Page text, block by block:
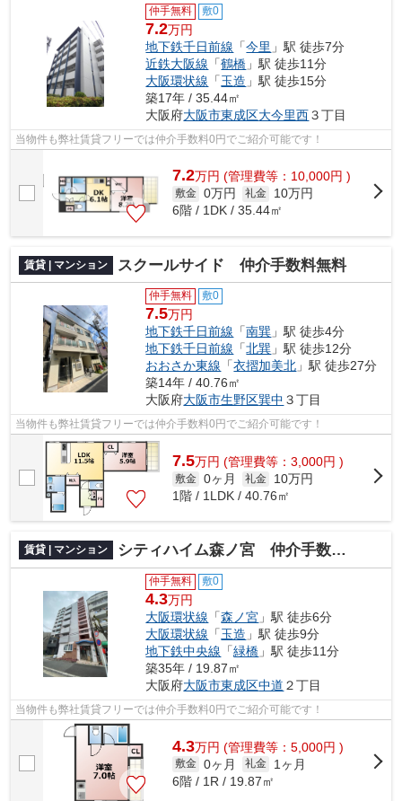
仲手無料 敷0
7.2万円
地下鉄千日前線 「今里 」駅 徒歩7分
近鉄大阪線 「鶴橋 」駅 徒歩11分
大阪環状線 「玉造 」駅 徒歩15分
築17年 / 35.44㎡
大阪府大阪市東成区大今里西３丁目
当物件も弊社賃貸フリーでは仲介手数料0円でご紹介可能です！
7.2万円 (管理費等：10,000円 )
敷金 0万円 礼金
10万円
6階 / 1DK / 35.44㎡
賃貸 | マンション スクールサイド 仲介手数料無料
仲手無料 敷0
7.5万円
地下鉄千日前線 「南巽 」駅 徒歩4分
地下鉄千日前線 「北巽 」駅 徒歩12分
おおさか東線 「衣摺加美北 」駅 徒歩27分
築14年 / 40.76㎡
大阪府大阪市生野区巽中 ３丁目
当物件も弊社賃貸フリーでは仲介手数料0円でご紹介可能です！
7.5万円 (管理費等：3,000円 )
敷金 0ヶ月 礼金
10万円
1階 / 1LDK / 40.76㎡
賃貸 | マンション シティハイム森ノ宮 仲介手数料無料
仲手無料 敷0
4.3万円
大阪環状線 「森ノ宮 」駅 徒歩6分
大阪環状線 「玉造 」駅 徒歩9分
地下鉄中央線 「緑橋 」駅 徒歩11分
築35年 / 19.87㎡
大阪府大阪市東成区中道 ２丁目
当物件も弊社賃貸フリーでは仲介手数料0円でご紹介可能です！
4.3万円 (管理費等：5,000円 )
敷金 0ヶ月 礼金
1ヶ月
6階 / 1R / 19.87㎡